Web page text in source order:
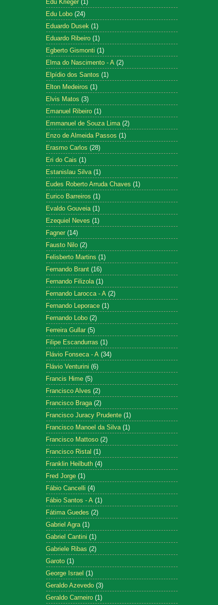
Edu Krieger (1)
Edu Lobo (24)
Eduardo Dusek (1)
Eduardo Ribeiro (1)
Egberto Gismonti (1)
Elma do Nascimento - A (2)
Elpídio dos Santos (1)
Elton Medeiros (1)
Elvis Matos (3)
Emanuel Ribeiro (1)
Emmanuel de Souza Lima (2)
Enzo de Almeida Passos (1)
Erasmo Carlos (28)
Eri do Cais (1)
Estanislau Silva (1)
Eudes Roberto Arruda Chaves (1)
Eurico Barreiros (1)
Evaldo Gouveia (1)
Ezequiel Neves (1)
Fagner (14)
Fausto Nilo (2)
Felisberto Martins (1)
Fernando Brant (16)
Fernando Filizola (1)
Fernando Larocca - A (2)
Fernando Leporace (1)
Fernando Lobo (2)
Ferreira Gullar (5)
Filipe Escandurras (1)
Flávio Fonseca - A (34)
Flávio Venturini (6)
Francis Hime (5)
Francisco Alves (2)
Francisco Braga (2)
Francisco Juracy Prudente (1)
Francisco Manoel da Silva (1)
Francisco Mattoso (2)
Francisco Ristal (1)
Franklin Heilbuth (4)
Fred Jorge (1)
Fábio Cancelli (4)
Fábio Santos - A (1)
Fátima Guedes (2)
Gabriel Agra (1)
Gabriel Cantini (1)
Gabriele Ribas (2)
Garoto (1)
George Israel (1)
Geraldo Azevedo (3)
Geraldo Carneiro (1)